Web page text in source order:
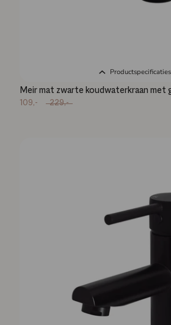
Productspecificaties
Meir mat zwarte koudwaterkraan met
109,- 229,-